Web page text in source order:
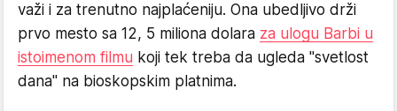
važi i za trenutno najplaćeniju. Ona ubedljivo drži
prvo mesto sa 12, 5 miliona dolara za ulogu Barbi u
istoimenom filmu koji tek treba da ugleda "svetlost
dana" na bioskopskim platnima.